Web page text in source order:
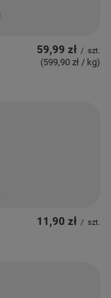
59,99 zł / szt.
(599,90 zł / kg)
11,90 zł / szt.